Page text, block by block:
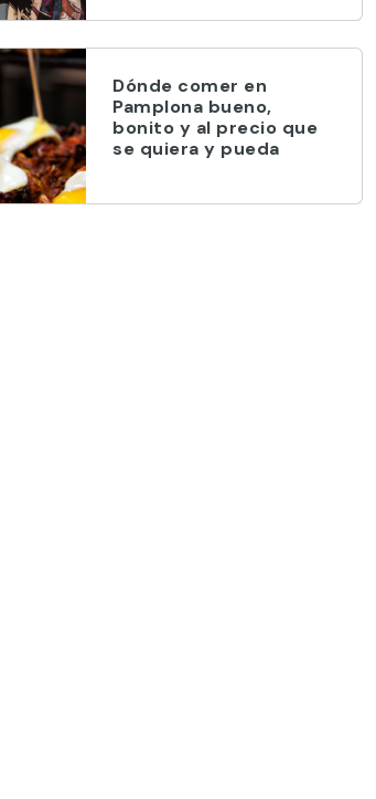
Dónde comer en
Pamplona bueno,
bonito y al precio que
se quiera y pueda